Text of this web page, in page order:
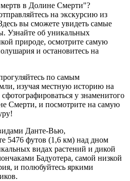
в Долине Смерти"?
на экскурсию из
вы сможете увидеть самые
Узнайте об уникальных
природе, осмотрите самую
и остановитесь на
по самым
изучая местную историю на
у знаменитого
Смерти, и посмотрите на самую
Данте-Вью,
5476 футов (1,6 км) над дном
видах растений и дикой
Бадуотера, самой низкой
и полюбуйтесь яркими